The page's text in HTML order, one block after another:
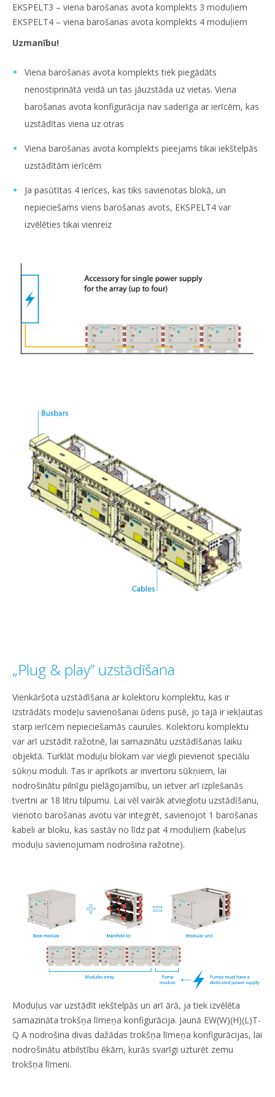
EKSPELT3 – viena barošanas avota komplekts 3 moduļiem
EKSPELT4 – viena barošanas avota komplekts 4 moduļiem
Uzmanību!
Viena barošanas avota komplekts tiek piegādāts
nenostiprinātā veidā un tas jāuzstāda uz vietas. Viena
barošanas avota konfigurācija nav saderīga ar ierīcēm, kas
uzstādītas viena uz otras
Viena barošanas avota komplekts pieejams tikai iekštelpās
uzstādītām ierīcēm
Ja pasūtītas 4 ierīces, kas tiks savienotas blokā, un
nepieciešams viens barošanas avots, EKSPELT4 var
izvēlēties tikai vienreiz
„Plug & play” uzstādīšana
Vienkāršota uzstādīšana ar kolektoru komplektu, kas ir
izstrādāts modeļu savienošanai ūdens pusē, jo tajā ir iekļautas
starp ierīcēm nepieciešamās caurules. Kolektoru komplektu
var arī uzstādīt ražotnē, lai samazinātu uzstādīšanas laiku
objektā. Turklāt moduļu blokam var viegli pievienot speciālu
sūkņu moduli. Tas ir aprīkots ar invertoru sūkņiem, lai
nodrošinātu pilnīgu pielāgojamību, un ietver arī izplešanās
tvertni ar 18 litru tilpumu. Lai vēl vairāk atvieglotu uzstādīšanu,
vienoto barošanas avotu var integrēt, savienojot 1 barošanas
kabeli ar bloku, kas sastāv no līdz pat 4 moduļiem (kabeļus
moduļu savienojumam nodrošina ražotne).
Moduļus var uzstādīt iekštelpās un arī ārā, ja tiek izvēlēta
samazināta trokšņa līmeņa konfigurācija. Jaunā EW(W)(H)(L)T-
Q A nodrošina divas dažādas trokšņa līmeņa konfigurācijas, lai
nodrošinātu atbilstību ēkām, kurās svarīgi uzturēt zemu
trokšņa līmeni.